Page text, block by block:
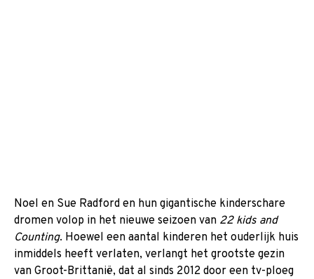
Noel en Sue Radford en hun gigantische kinderschare
dromen volop in het nieuwe seizoen van 22 kids and
Counting. Hoewel een aantal kinderen het ouderlijk huis
inmiddels heeft verlaten, verlangt het grootste gezin
van Groot-Brittanië, dat al sinds 2012 door een tv-ploeg